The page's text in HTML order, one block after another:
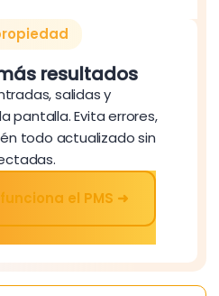
resultados
salidas y
pantalla. Evita errores,
todo actualizado sin
el PMS ➜